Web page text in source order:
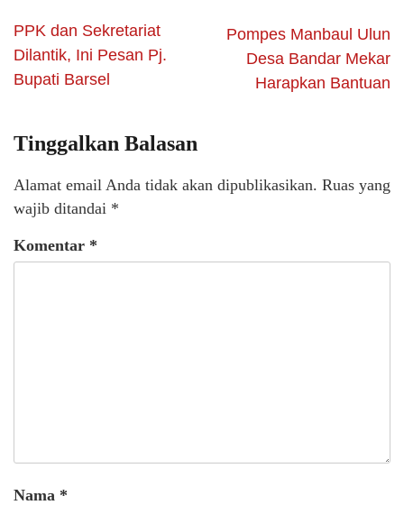
PPK dan Sekretariat
Dilantik, Ini Pesan Pj.
Bupati Barsel
Pompes Manbaul Ulun
Desa Bandar Mekar
Harapkan Bantuan
Tinggalkan Balasan
Alamat email Anda tidak akan dipublikasikan. Ruas yang
wajib ditandai *
Komentar *
Nama *